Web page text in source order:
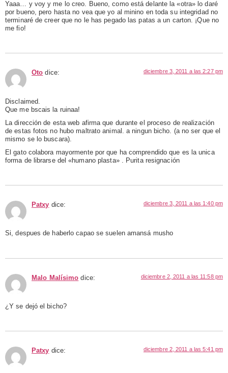
Yaaa… y voy y me lo creo. Bueno, como está delante la «otra» lo daré
por bueno, pero hasta no vea que yo al minino en toda su integridad no
terminaré de creer que no le has pegado las patas a un carton. ¡Que no
me fio!
Oto dice: diciembre 3, 2011 a las 2:27 pm
Disclaimed.
Que me bscais la ruinaa!
La dirección de esta web afirma que durante el proceso de realización
de estas fotos no hubo maltrato animal. a ningun bicho. (a no ser que el
mismo se lo buscara).
El gato colabora mayormente por que ha comprendido que es la unica
forma de librarse del «humano plasta» . Purita resignación
Patxy dice: diciembre 3, 2011 a las 1:40 pm
Si, despues de haberlo capao se suelen amansá musho
Malo Malísimo dice: diciembre 2, 2011 a las 11:58 pm
¿Y se dejó el bicho?
Patxy dice: diciembre 2, 2011 a las 5:41 pm